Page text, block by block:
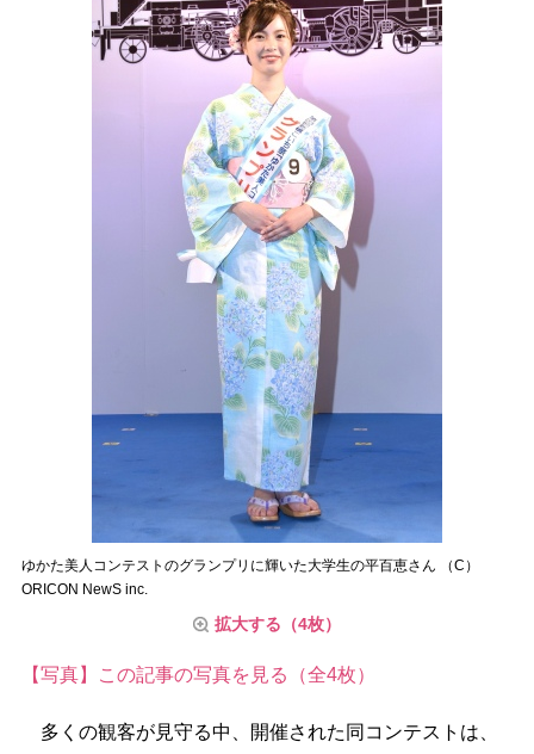
ゆかた美人コンテストのグランプリに輝いた大学生の平百恵さん （C）
ORICON NewS inc.
拡大する（4枚）
【写真】この記事の写真を見る（全4枚）
多くの観客が見守る中、開催された同コンテストは、